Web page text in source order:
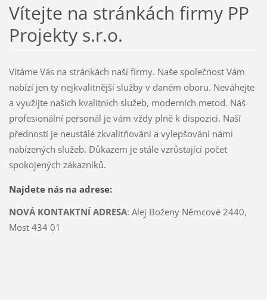
Vítejte na stránkách firmy PP
Projekty s.r.o.
Vítáme Vás na stránkách naší firmy. Naše společnost Vám
nabízí jen ty nejkvalitnější služby v daném oboru. Neváhejte
a využijte našich kvalitních služeb, moderních metod. Náš
profesionální personál je vám vždy plně k dispozici. Naší
předností je neustálé zkvalitňování a vylepšování námi
nabízených služeb. Důkazem je stále vzrůstající počet
spokojených zákazníků.
Najdete nás na adrese:
NOVÁ KONTAKTNÍ ADRESA: Alej Boženy Němcové 2440,
Most 434 01